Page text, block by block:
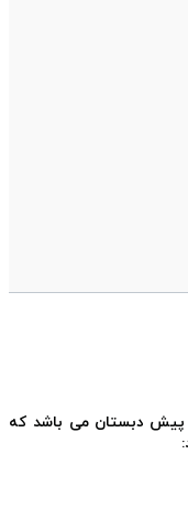
پیش دبستان می باشد که